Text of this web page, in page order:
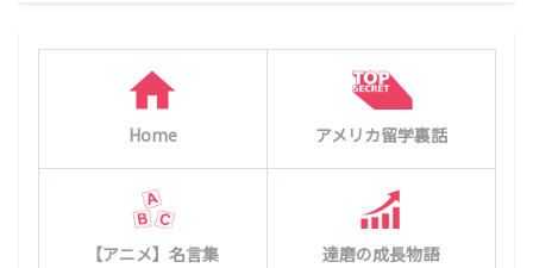
Home アメリカ留学裏話
【アニメ】名言集 達磨の成長物語